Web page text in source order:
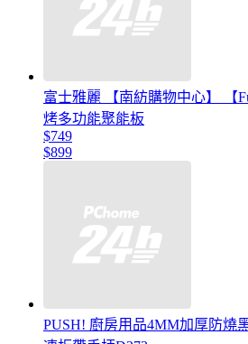
富士雅麗 【南紡購物中心】 【
烤多功能聚能板
$749
$899
PUSH! 廚房用品4MM加厚防燒